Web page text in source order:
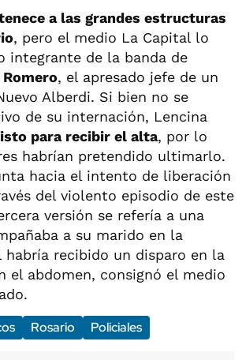
a las grandes estructuras
, pero el medio La Capital lo
integrante de la banda de
, el apresado jefe de un
Alberdi. Si bien no se
de su internación, Lencina
para recibir el alta, por lo
habrían pretendido ultimarlo.
hacia el intento de liberación
del violento episodio de este
versión se refería a una
a su marido en la
habría recibido un disparo en la
el abdomen, consignó el medio
Rosario Policiales